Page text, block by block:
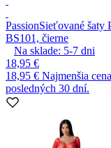
PassionSieťované šaty
BS101, čierne
Na sklade: 5-7 dni
18,95 €
18,95 € Najmenšia
posledných 30 dní.